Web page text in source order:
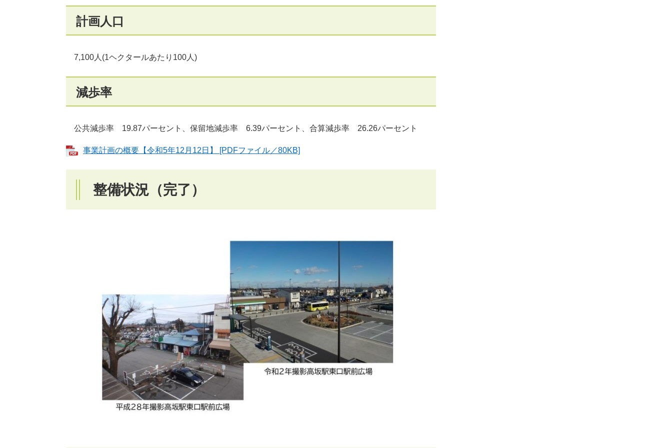
計画人口
7,100人(1ヘクタールあたり100人)
減歩率
公共減歩率 19.87パーセント、保留地減歩率 6.39パーセント、合算減歩率 26.26パーセント
事業計画の概要【令和5年12月12日】 [PDFファイル／80KB]
整備状況（完了）